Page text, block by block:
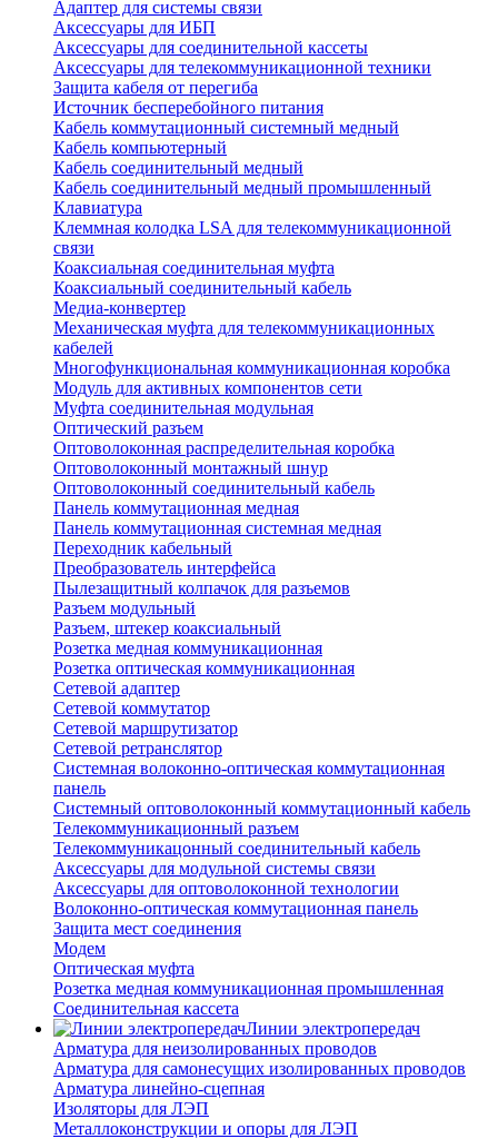
Адаптер для системы связи
Аксессуары для ИБП
Аксессуары для соединительной кассеты
Аксессуары для телекоммуникационной техники
Защита кабеля от перегиба
Источник бесперебойного питания
Кабель коммутационный системный медный
Кабель компьютерный
Кабель соединительный медный
Кабель соединительный медный промышленный
Клавиатура
Клеммная колодка LSA для телекоммуникационной
связи
Коаксиальная соединительная муфта
Коаксиальный соединительный кабель
Медиа-конвертер
Механическая муфта для телекоммуникационных
кабелей
Многофункциональная коммуникационная коробка
Модуль для активных компонентов сети
Муфта соединительная модульная
Оптический разъем
Оптоволоконная распределительная коробка
Оптоволоконный монтажный шнур
Оптоволоконный соединительный кабель
Панель коммутационная медная
Панель коммутационная системная медная
Переходник кабельный
Преобразователь интерфейса
Пылезащитный колпачок для разъемов
Разъем модульный
Разъем, штекер коаксиальный
Розетка медная коммуникационная
Розетка оптическая коммуникационная
Сетевой адаптер
Сетевой коммутатор
Сетевой маршрутизатор
Сетевой ретранслятор
Системная волоконно-оптическая коммутационная
панель
Системный оптоволоконный коммутационный кабель
Телекоммуникационный разъем
Телекоммуникацонный соединительный кабель
Аксессуары для модульной системы связи
Аксессуары для оптоволоконной технологии
Волоконно-оптическая коммутационная панель
Защита мест соединения
Модем
Оптическая муфта
Розетка медная коммуникационная промышленная
Соединительная кассета
Линии электропередач
Арматура для неизолированных проводов
Арматура для самонесущих изолированных проводов
Арматура линейно-сцепная
Изоляторы для ЛЭП
Металлоконструкции и опоры для ЛЭП